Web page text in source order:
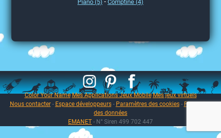
Piano (5) Comptine (4)
Color Your Name Mes Applications Jeux Mobile Mes jeux virtuels
Nous contacter- Espace développeurs- Paramètres des cookies- Protection
des données
EMANET - N° Siren 499 702 447